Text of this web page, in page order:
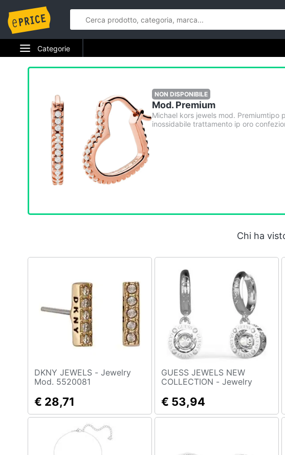
Categorie
Elettrodomestici
Telefonia
Tv e Home Cinema
Smart home
Videogiochi
Salute e igiene
Giocattoli
Prima infanzia
Casalinghi
Abbigliamento
NON DISPONIBILE
Mod. Premium
Michael kors jewels mod.
inossidabile trattamento ip oro
Chi ha
DKNY JEWELS - Jewelry
Mod. 5520081
€ 28,71
GUESS JEWELS NEW
COLLECTION - Jewelry
€ 53,94